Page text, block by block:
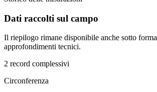
Dati raccolti sul campo
Il riepilogo rimane disponibile anche sotto
approfondimenti tecnici.
2 record complessivi
Circonferenza